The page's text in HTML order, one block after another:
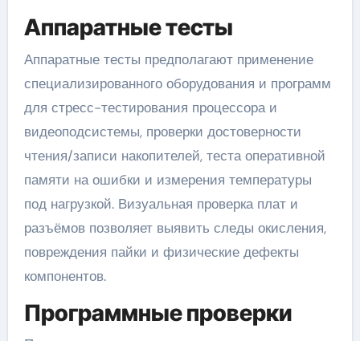
Аппаратные тесты
Аппаратные тесты предполагают применение
специализированного оборудования и программ
для стресс-тестирования процессора и
видеоподсистемы, проверки достоверности
чтения/записи накопителей, теста оперативной
памяти на ошибки и измерения температуры
под нагрузкой. Визуальная проверка плат и
разъёмов позволяет выявить следы окисления,
повреждения пайки и физические дефекты
компонентов.
Программные проверки